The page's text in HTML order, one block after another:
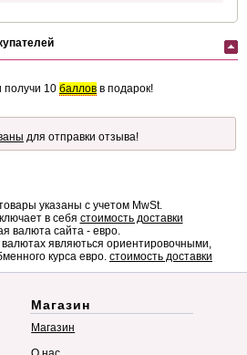
получи 10 баллов в подарок!
для отправки отзыва!
указаны с учетом MwSt.
в себя стоимость доставки
валюта сайта - евро.
являються ориентировочными,
курса евро. стоимость доставки
Магазин
Магазин